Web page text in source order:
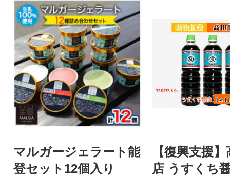
マルガージェラート能
登セット12個入り
【復興支援
店 うすくち